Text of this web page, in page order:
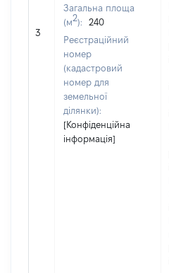
3
Загальна площа
(м2):
240
Реєстраційний
номер
(кадастровий
номер для
земельної
ділянки):
[Конфіденційна
інформація]